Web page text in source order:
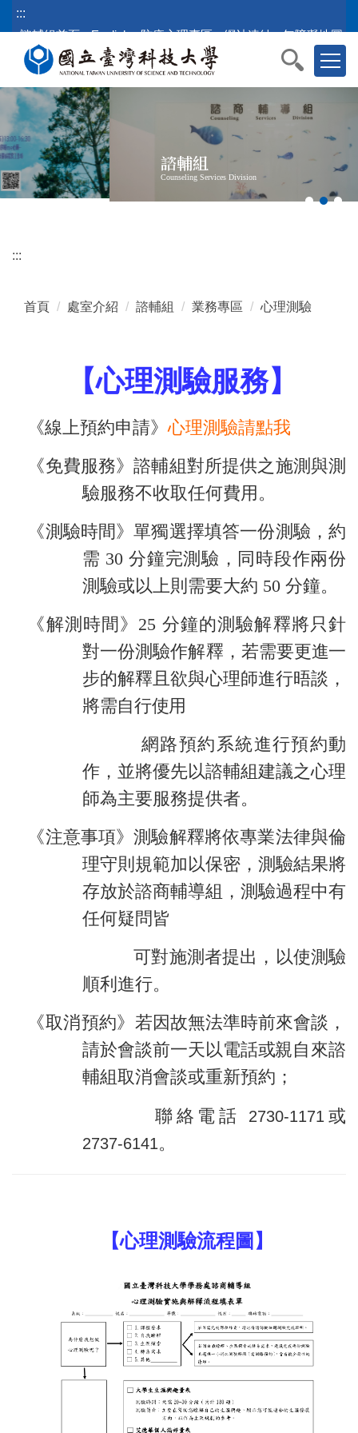
跳
到
內
容
區
塊
:::
諮輔組首頁
English 防疫心理專區 網站連結 無障礙地圖
諮輔組
Counseling Services Division
:::
首頁 處室介紹 諮輔組 業務專區 心理測驗
【心理測驗服務】
《線上預約申請》心理測驗請點我
《免費服務》諮輔組對所提供之施測與測
驗服務不收取任何費用。
《測驗時間》單獨選擇填答一份測驗，約
需 30分鐘完測驗，同時段作兩份
測驗或以上則需要大約 50 分鐘。
《解測時間》 25 分鐘的測驗解釋將只針
對一份測驗作解釋，若需要更進一
步的解釋且欲與心理師進行晤談，
將需自行使用
網路預約系統進行預約動
作，並將優先以諮輔組建議之心理
師為主要服務提供者。
《注意事項》測驗解釋將依專業法律與倫
理守則規範加以保密，測驗結果將
存放於諮商輔導組，測驗過程中有
任何疑問皆
《解測時間》可對施測者提出，以使測驗
順利進行。
《取消預約》 若因故無法準時前來會談，
請於會談前一天以電話或親自來諮
輔組取消會談或重新預約；
《解測時間》聯絡電話 2730-1171 或
2737-6141。
【心理測驗流程圖】